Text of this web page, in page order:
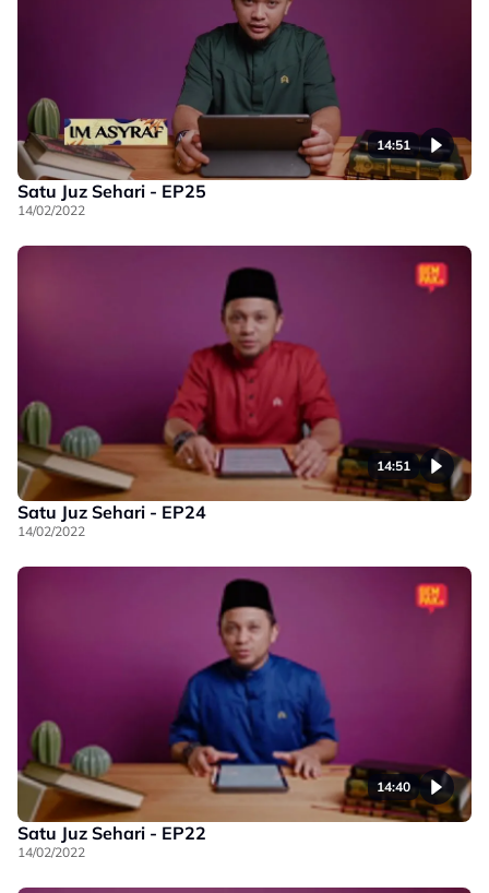
14:51
Satu Juz Sehari - EP25
14/02/2022
14:51
Satu Juz Sehari - EP24
14/02/2022
14:40
Satu Juz Sehari - EP22
14/02/2022